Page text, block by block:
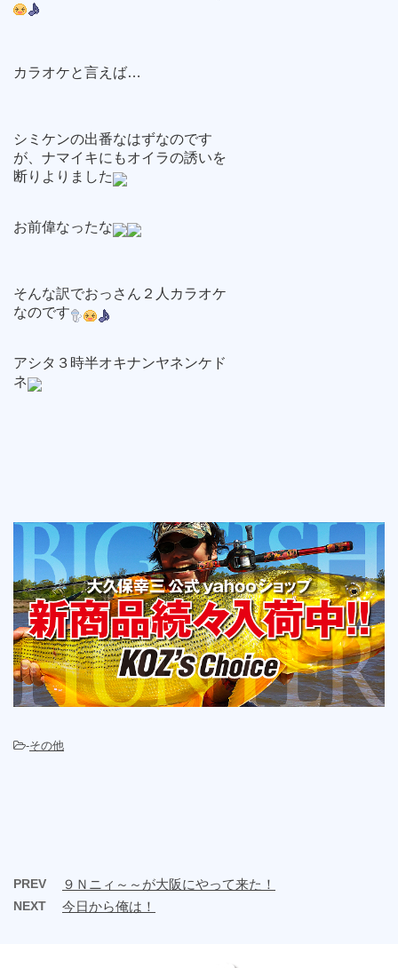
カラオケと言えば…
シミケンの出番なはずなのです
が、ナマイキにもオイラの誘いを
断りよりました
お前偉なったな
そんな訳でおっさん２人カラオケ
なのです
アシタ３時半オキナンヤネンケド
ネ
-その他
PREV ９Ｎニィ～～が大阪にやって来た！
NEXT 今日から俺は！